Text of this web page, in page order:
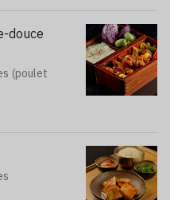
douce
(poulet